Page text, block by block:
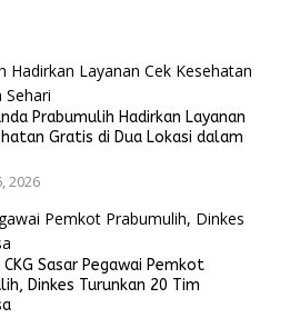
Prabumulih Hadirkan Layanan
Gratis di Dua Lokasi dalam
2026
CKG Sasar Pegawai Pemkot
Dinkes Turunkan 20 Tim